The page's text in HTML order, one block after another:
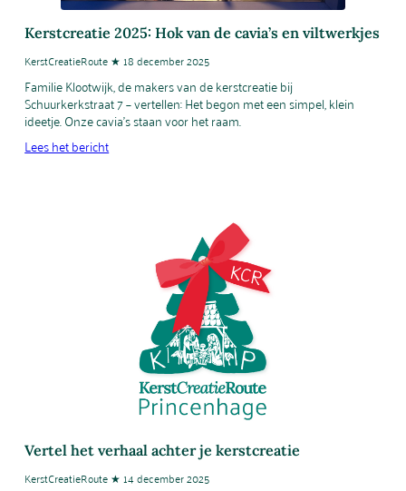
Kerstcreatie 2025: Hok van de cavia’s en viltwerkjes
KerstCreatieRoute ★ 18 december 2025
Familie Klootwijk, de makers van de kerstcreatie bij
Schuurkerkstraat 7 – vertellen: Het begon met een simpel, klein
ideetje. Onze cavia’s staan voor het raam.
Lees het bericht
Vertel het verhaal achter je kerstcreatie
KerstCreatieRoute ★ 14 december 2025